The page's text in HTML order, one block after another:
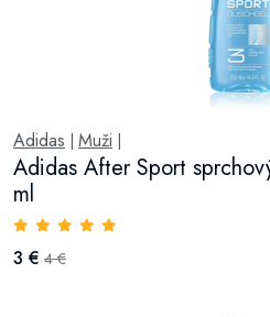
Adidas Muži
Adidas After Sport
ml
3 € 4 €